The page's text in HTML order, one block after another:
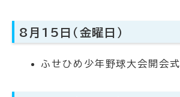
8月15日（金曜日）
ふせひめ少年野球大会開会式